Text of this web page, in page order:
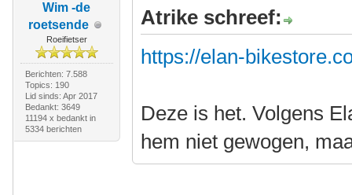
Wim -de
roetsende
Roeifietser
Berichten: 7.588
Topics: 190
Lid sinds: Apr 2017
Bedankt: 3649
11194 x bedankt in
5334 berichten
Atrike schreef:
https://elan-
Deze is het. Volgens
hem niet gewogen,